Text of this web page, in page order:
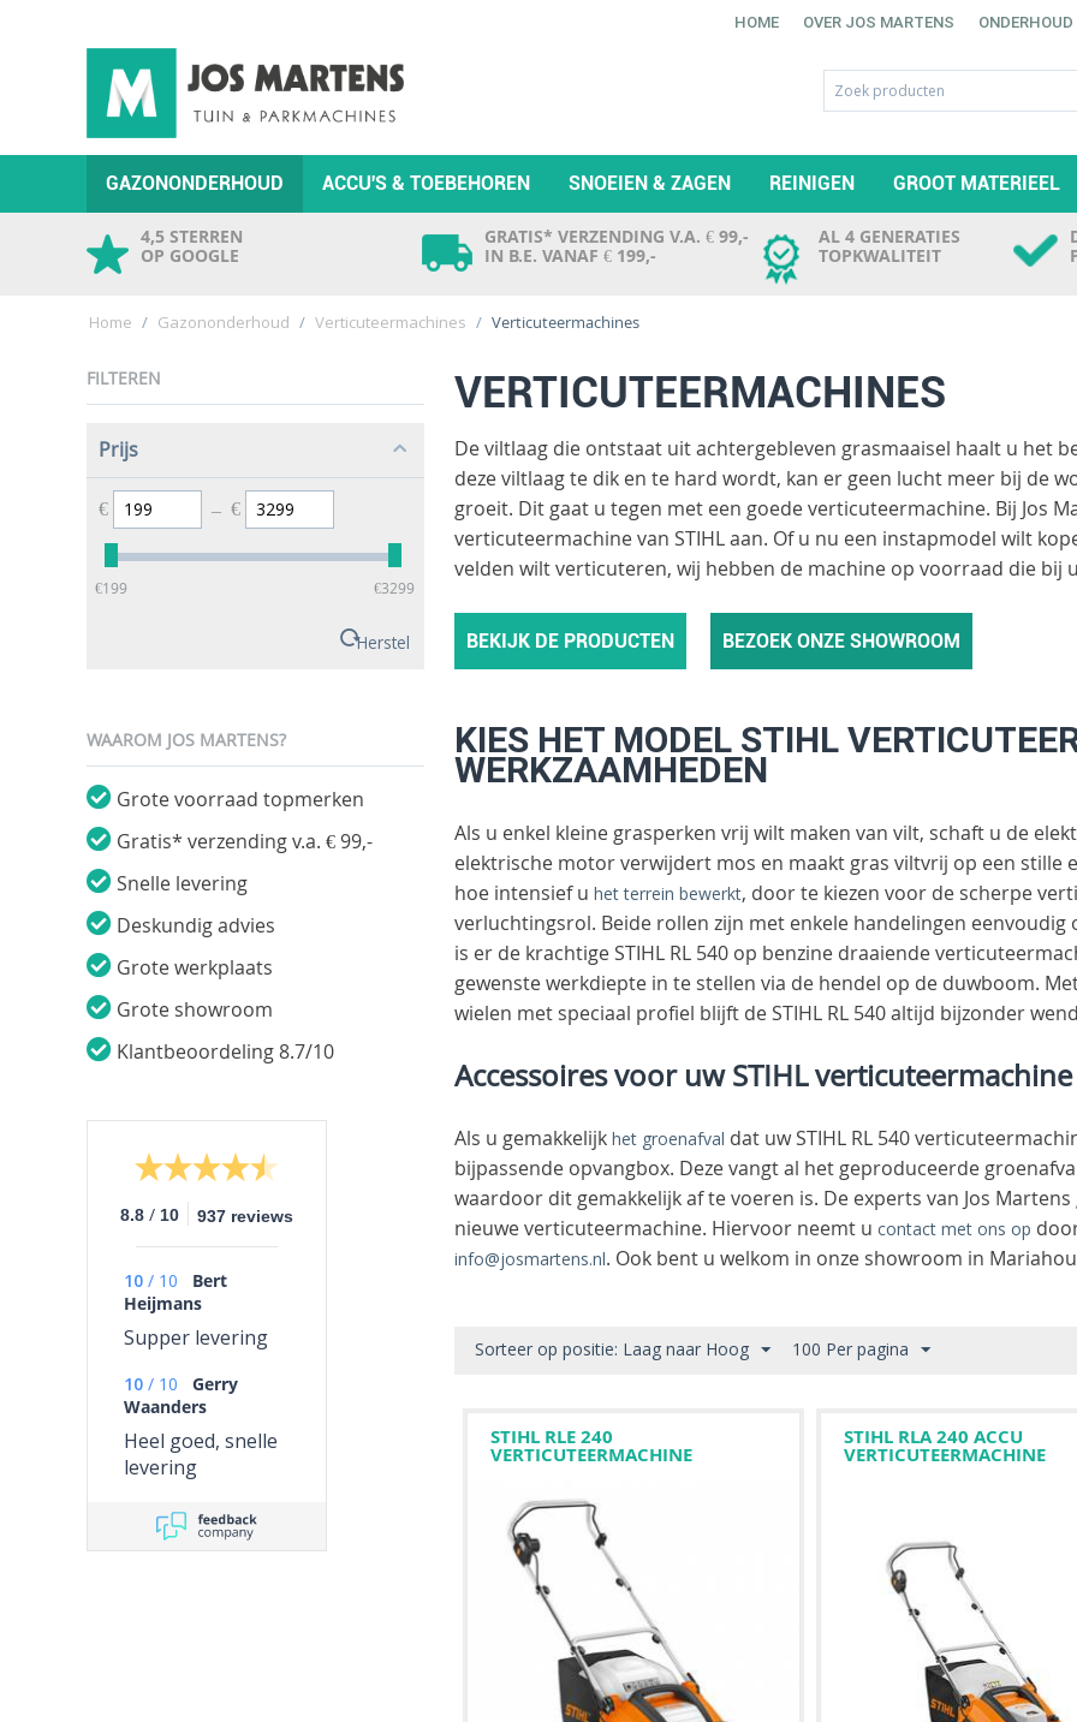
HOME OVER JOS MARTENS ONDERHOUD
GAZONONDERHOUD ACCU'S & TOEBEHOREN SNOEIEN & ZAGEN REINIGEN GROOT MATERIEEL
4,5 STERREN
OP GOOGLE
GRATIS* VERZENDING V.A. € 99,-
IN B.E. VANAF € 199,-
AL 4 GENERATIES
TOPKWALITEIT
Home / Gazononderhoud / Verticuteermachines / Verticuteermachines
FILTEREN
Prijs
€ – €
‎€199 ‎€3299
Herstel
WAAROM JOS MARTENS?
Grote voorraad topmerken
Gratis* verzending v.a. € 99,-
Snelle levering
Deskundig advies
Grote werkplaats
Grote showroom
Klantbeoordeling 8.7/10
8.8 / 10 937 reviews
10 / 10
Bert
Heijmans
Supper levering
10 / 10
Gerry
Waanders
Heel goed, snelle
levering
VERTICUTEERMACHINES
De viltlaag die ontstaat uit achtergebleven grasmaaisel haalt u het
deze viltlaag te dik en te hard wordt, kan er geen lucht meer bij de
groeit. Dit gaat u tegen met een goede verticuteermachine. Bij Jos
verticuteermachine van STIHL aan. Of u nu een instapmodel wilt
velden wilt verticuteren, wij hebben de machine op voorraad die bij
BEKIJK DE PRODUCTEN BEZOEK ONZE SHOWROOM
KIES HET MODEL STIHL
WERKZAAMHEDEN
Als u enkel kleine grasperken vrij wilt maken van vilt, schaft u de
elektrische motor verwijdert mos en maakt gras viltvrij op een stille
hoe intensief uhet terrein bewerkt, door te kiezen voor de scherpe
verluchtingsrol. Beide rollen zijn met enkele handelingen
is er de krachtige STIHL RL 540 op benzine draaiende
gewenste werkdiepte in te stellen via de hendel op de duwboom.
wielen met speciaal profiel blijft de STIHL RL 540 altijd bijzonder
Accessoires voor uw STIHL verticuteermachine
Als u gemakkelijkhet groenafval dat uw STIHL RL 540
bijpassende opvangbox. Deze vangt al het geproduceerde
waardoor dit gemakkelijk af te voeren is. De experts van Jos
nieuwe verticuteermachine. Hiervoor neemt ucontact met ons op
info@josmartens.nl. Ook bent u welkom in onze showroom in
Sorteer op positie: Laag naar Hoog 100 Per pagina
STIHL RLE 240
VERTICUTEERMACHINE
STIHL RLA 240 ACCU
VERTICUTEERMACHINE